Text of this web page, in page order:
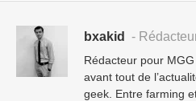
bxakid -
Rédacteur pour
avant tout de
geek. Entre farming